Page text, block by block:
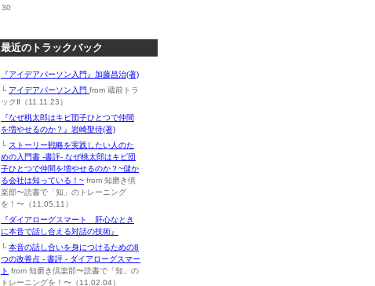
30
最近のトラックバック
『アイデアパーソン入門』加藤昌治(著)
└ アイデアパーソン入門 from 蔵前トラ
ックⅡ（11.11.23）
『なぜ桃太郎はキビ団子ひとつで仲間
を増やせるのか？』岩崎聖侍(著)
└ ストーリー戦略を実践したい人のた
めの入門書 -書評- なぜ桃太郎はキビ団
子ひとつで仲間を増やせるのか？~儲か
る会社は知っている！~ from 知磨き倶
楽部〜読書で「知」のトレーニング
を！〜（11.05.11）
『ダイアローグスマート 肝心なとき
に本音で話し合える対話の技術』
└ 本音の話し合いを身につけるための8
つの改善点 - 書評 - ダイアローグスマー
ト from 知磨き倶楽部〜読書で「知」の
トレーニングを！〜（11.02.04）